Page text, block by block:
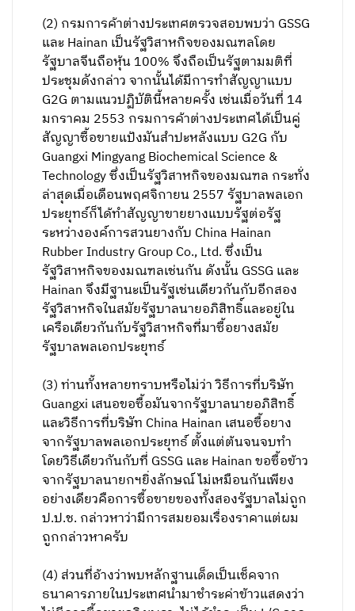
(2) กรมการค้าต่างประเทศตรวจสอบพบว่า GSSG
และ Hainan เป็นรัฐวิสาหกิจของมณฑลโดย
รัฐบาลจีนถือหุ้น 100% จึงถือเป็นรัฐตามมติที่
ประชุมดังกล่าว จากนั้นได้มีการทำสัญญาแบบ
G2G ตามแนวปฏิบัตินี้หลายครั้ง เช่นเมื่อวันที่ 14
มกราคม 2553 กรมการค้าต่างประเทศได้เป็นคู่
สัญญาซื้อขายแป้งมันสำปะหลังแบบ G2G กับ
Guangxi Mingyang Biochemical Science &
Technology ซึ่งเป็นรัฐวิสาหกิจของมณฑล กระทั่ง
ล่าสุดเมื่อเดือนพฤศจิกายน 2557 รัฐบาลพลเอก
ประยุทธ์ก็ได้ทำสัญญาขายยางแบบรัฐต่อรัฐ
ระหว่างองค์การสวนยางกับ China Hainan
Rubber Industry Group Co., Ltd. ซึ่งเป็น
รัฐวิสาหกิจของมณฑลเช่นกัน ดังนั้น GSSG และ
Hainan จึงมีฐานะเป็นรัฐเช่นเดียวกันกับอีกสอง
รัฐวิสาหกิจในสมัยรัฐบาลนายอภิสิทธิ์และอยู่ใน
เครือเดียวกันกับรัฐวิสาหกิจที่มาซื้อยางสมัย
รัฐบาลพลเอกประยุทธ์
(3) ท่านทั้งหลายทราบหรือไม่ว่า วิธีการที่บริษัท
Guangxi เสนอขอซื้อมันจากรัฐบาลนายอภิสิทธิ์
และวิธีการที่บริษัท China Hainan เสนอซื้อยาง
จากรัฐบาลพลเอกประยุทธ์ ตั้งแต่ต้นจนจบทำ
โดยวิธีเดียวกันกับที่ GSSG และ Hainan ขอซื้อข้าว
จากรัฐบาลนายกฯยิ่งลักษณ์ ไม่เหมือนกันเพียง
อย่างเดียวคือการซื้อขายของทั้งสองรัฐบาลไม่ถูก
ป.ป.ช. กล่าวหาว่ามีการสมยอมเรื่องราคาแต่ผม
ถูกกล่าวหาครับ
(4) ส่วนที่อ้างว่าพบหลักฐานเด็ดเป็นเช็คจาก
ธนาคารภายในประเทศนำมาชำระค่าข้าวแสดงว่า